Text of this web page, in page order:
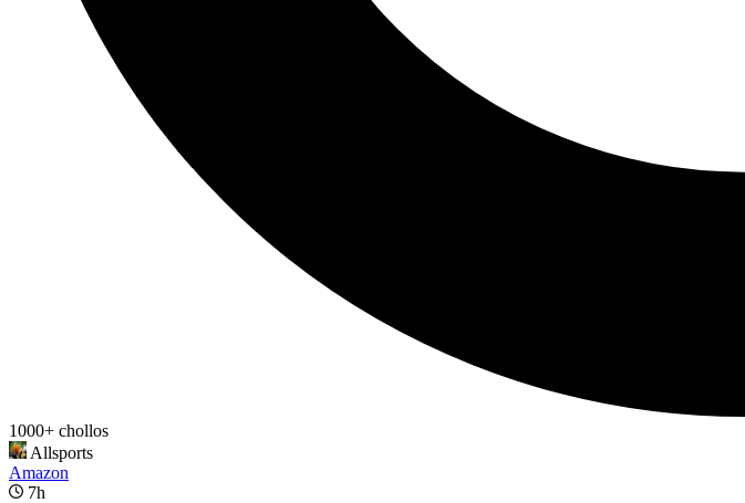
1000+ chollos
Allsports
Amazon
7h